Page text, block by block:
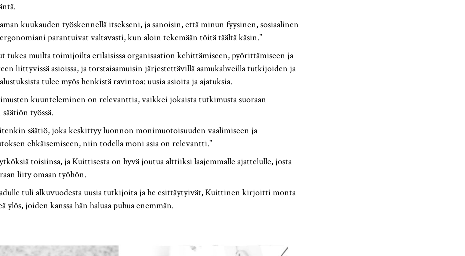
kuukauden työskennellä itsekseni, ja sanoisin, että minun fyysinen, sosiaalinen
parantuivat valtavasti, kun aloin tekemään töitä täältä käsin.”
tukea muilta toimijoilta erilaisissa organisaation kehittämiseen, pyörittämiseen ja
liittyvissä asioissa, ja torstaiaamuisin järjestettävillä aamukahveilla tutkijoiden ja
tulee myös henkistä ravintoa: uusia asioita ja ajatuksia.
kuunteleminen on relevanttia, vaikkei jokaista tutkimusta suoraan
työssä.
säätiö, joka keskittyy luonnon monimuotoisuuden vaalimiseen ja
ehkäisemiseen, niin todella moni asia on relevantti.”
toisiinsa, ja Kuittisesta on hyvä joutua alttiiksi laajemmalle ajattelulle, josta
liity omaan työhön.
tuli alkuvuodesta uusia tutkijoita ja he esittäytyivät, Kuittinen kirjoitti monta
ylös, joiden kanssa hän haluaa puhua enemmän.